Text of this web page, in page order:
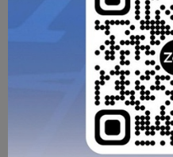
Zidane đã vô địch World
huyền thoại tại chung kết
một số trận được xếp đá
gian chơi cho Real
thường lùi sâu để điều tiết